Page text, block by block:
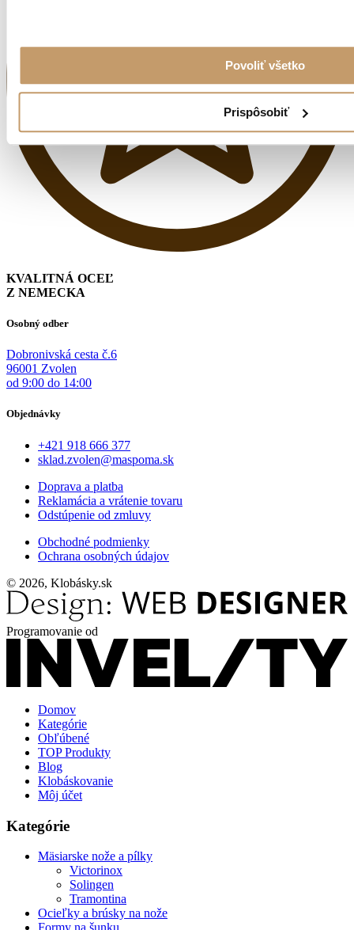
Povoliť všetko
Prispôsobiť
KVALITNÁ OCEĽ
Z NEMECKA
Osobný odber
Dobronivská cesta č.6
96001 Zvolen
od 9:00 do 14:00
Objednávky
+421 918 666 377
sklad.zvolen@maspoma.sk
Doprava a platba
Reklamácia a vrátenie tovaru
Odstúpenie od zmluvy
Obchodné podmienky
Ochrana osobných údajov
© 2026, Klobásky.sk
Programovanie od
Domov
Kategórie
Obľúbené
TOP Produkty
Blog
Klobáskovanie
Môj účet
Kategórie
Mäsiarske nože a pílky
Victorinox
Solingen
Tramontina
Ocieľky a brúsky na nože